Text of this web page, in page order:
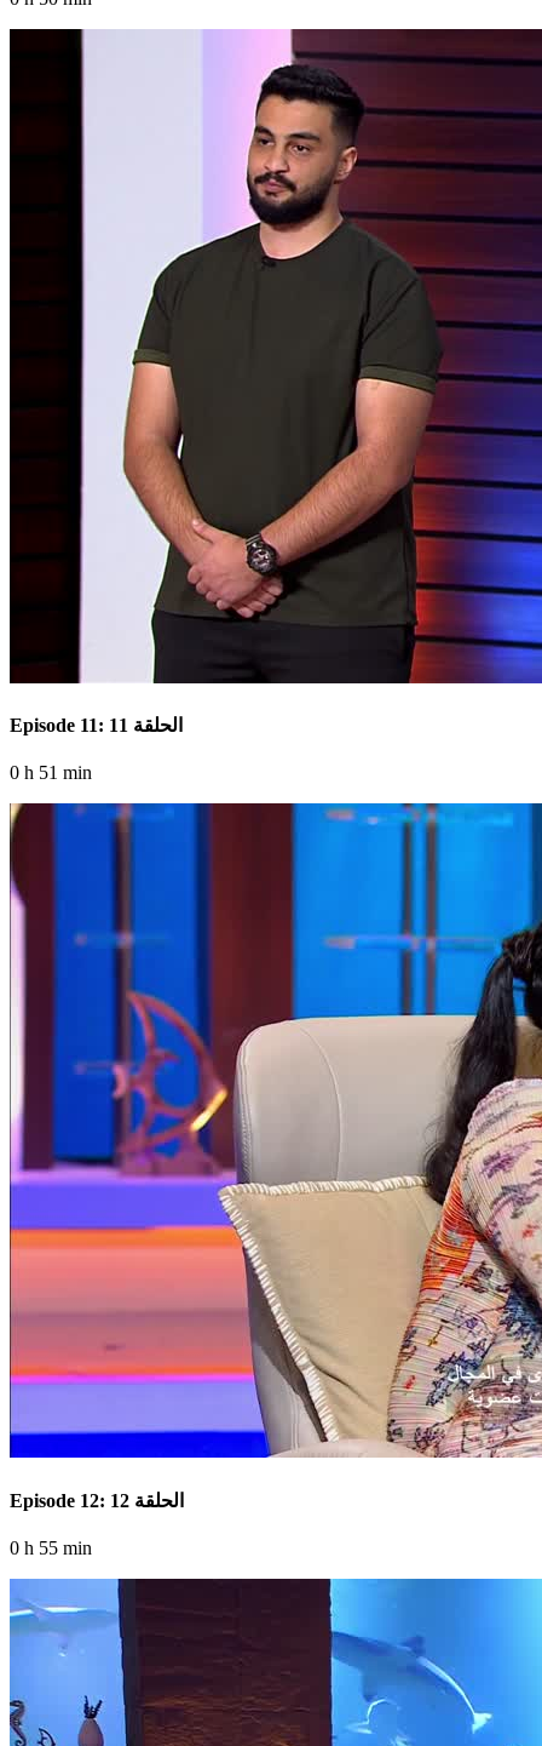
Episode 11: الحلقة 11
0 h 51 min
Episode 12: الحلقة 12
0 h 55 min